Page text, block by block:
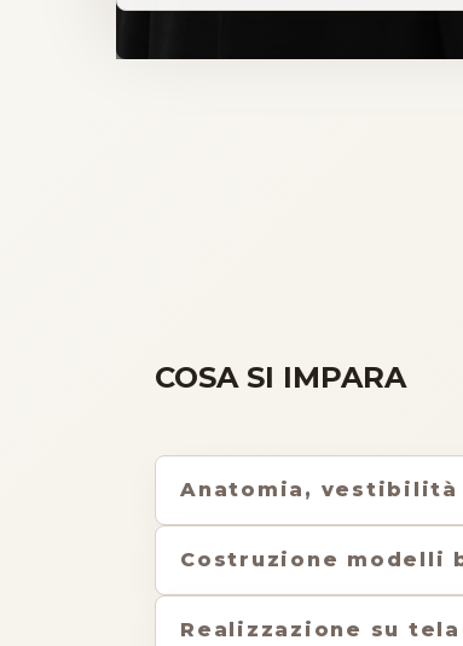
COSA SI IMPARA
Anatomia,
Costruzione modelli
Realizzazione su